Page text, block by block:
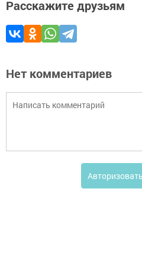
Расскажите друзьям
Нет комментариев